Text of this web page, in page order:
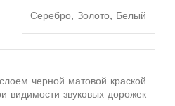
Серебро, Золото, Белый
черной матовой краской
видимости звуковых дорожек